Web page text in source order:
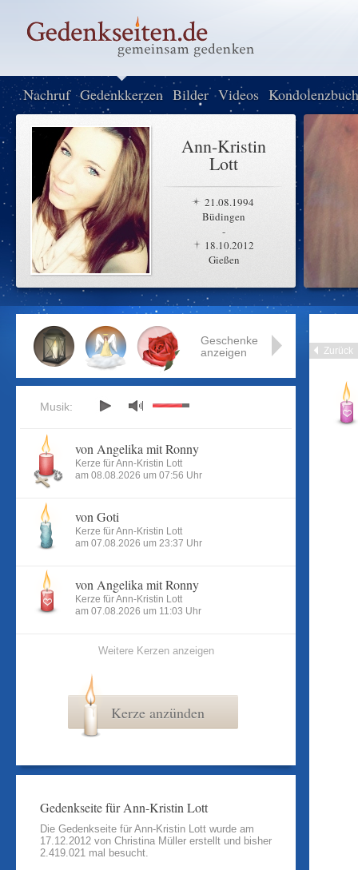
Nachruf Gedenkkerzen Bilder Videos Kondolenzbuch
Ann-Kristin
Lott
21.08.1994
Büdingen
-
18.10.2012
Gießen
Zurück
Geschenke
anzeigen
Musik:
von Angelika mit Ronny
Kerze für Ann-Kristin Lott
am 08.08.2026 um 07:56 Uhr
von Goti
Kerze für Ann-Kristin Lott
am 07.08.2026 um 23:37 Uhr
von Angelika mit Ronny
Kerze für Ann-Kristin Lott
am 07.08.2026 um 11:03 Uhr
Weitere Kerzen anzeigen
Kerze anzünden
Gedenkseite für Ann-Kristin Lott
Die Gedenkseite für Ann-Kristin Lott wurde am
17.12.2012 von Christina Müller erstellt und bisher
2.419.021 mal besucht.